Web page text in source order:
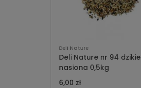
Deli Nature
Deli Nature nr 94 dzikie
nasiona 0,5kg
6,00 zł